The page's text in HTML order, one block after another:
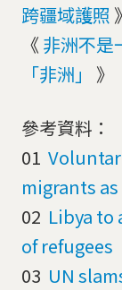
跨疆域護照 》
《 非洲不是
「非洲」
》
參考資料：
01
migrants
02 Libya to
of refugees
03 UN